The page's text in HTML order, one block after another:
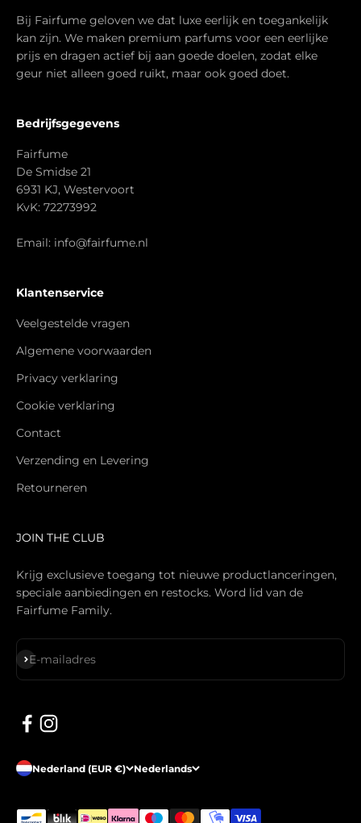
Bij Fairfume geloven we dat luxe eerlijk en toegankelijk
kan zijn. We maken premium parfums voor een eerlijke
prijs en dragen actief bij aan goede doelen, zodat elke
geur niet alleen goed ruikt, maar ook goed doet.
Bedrijfsgegevens
Fairfume
De Smidse 21
6931 KJ, Westervoort
KvK: 72273992
Email: info@fairfume.nl
Klantenservice
Veelgestelde vragen
Algemene voorwaarden
Privacy verklaring
Cookie verklaring
Contact
Verzending en Levering
Retourneren
JOIN THE CLUB
Krijg exclusieve toegang tot nieuwe productlanceringen,
speciale aanbiedingen en restocks. Word lid van de
Fairfume Family.
E-mailadres
Abonneren
Nederland (EUR €) Nederlands